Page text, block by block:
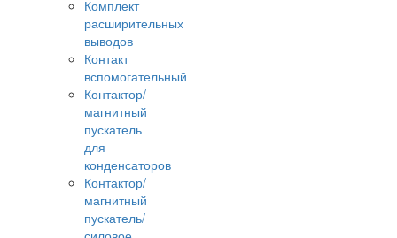
Комплект
расширительных
выводов
Контакт
вспомогательный
Контактор/
магнитный
пускатель
для
конденсаторов
Контактор/
магнитный
пускатель/